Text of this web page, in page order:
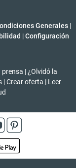
Generales |
| Configuración
prensa | ¿Olvidó la
| Crear oferta | Leer